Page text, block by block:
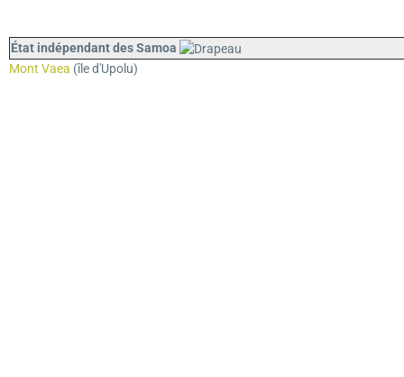
État indépendant desSamoa
Mont Vaea (île d'Upolu)